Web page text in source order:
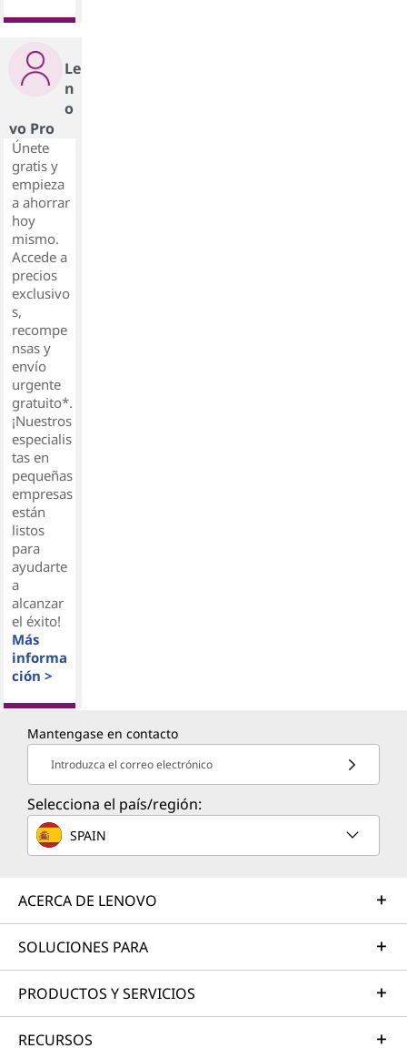
Le
n
o
vo Pro
Únete
gratis y
empieza
a ahorrar
hoy
mismo.
Accede a
precios
exclusivo
s,
recompe
nsas y
envío
urgente
gratuito*.
¡Nuestros
especialis
tas en
pequeñas
empresas
están
listos
para
ayudarte
a
alcanzar
el éxito!
Más
informa
ción >
Mantengase en contacto
Introduzca el correo electrónico
Selecciona el país/región:
SPAIN
ACERCA DE LENOVO
SOLUCIONES PARA
PRODUCTOS Y SERVICIOS
RECURSOS